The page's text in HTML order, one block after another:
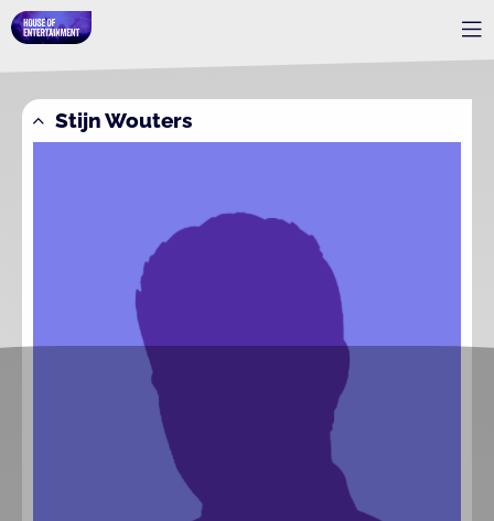
Stijn Wouters